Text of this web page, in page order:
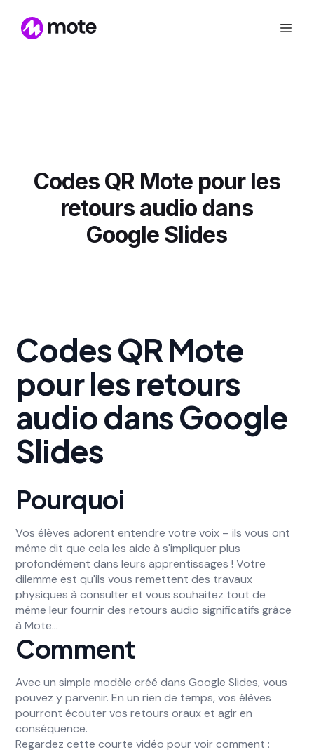
Codes QR Mote pour les
retours audio dans
Google Slides
Codes QR Mote
pour les retours
audio dans Google
Slides
Pourquoi
Vos élèves adorent entendre votre voix – ils vous ont
même dit que cela les aide à s'impliquer plus
profondément dans leurs apprentissages ! Votre
dilemme est qu'ils vous remettent des travaux
physiques à consulter et vous souhaitez tout de
même leur fournir des retours audio significatifs grâce
à Mote…
Comment
Avec un simple modèle créé dans Google Slides, vous
pouvez y parvenir. En un rien de temps, vos élèves
pourront écouter vos retours oraux et agir en
conséquence.
Regardez cette courte vidéo pour voir comment :